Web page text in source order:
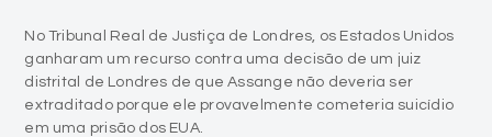
No Tribunal Real de Justiça de Londres, os Estados Unidos
ganharam um recurso contra uma decisão de um juiz
distrital de Londres de que Assange não deveria ser
extraditado porque ele provavelmente cometeria suicídio
em uma prisão dos EUA.